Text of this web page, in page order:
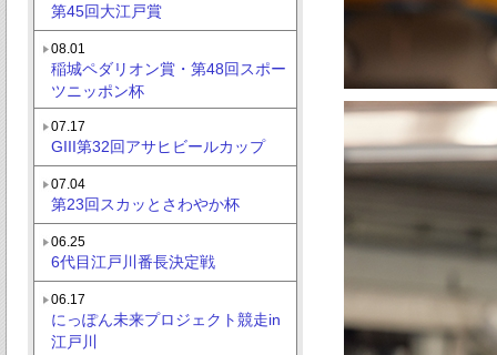
第45回大江戸賞
08.01
稲城ペダリオン賞・第48回スポー
ツニッポン杯
07.17
GIII第32回アサヒビールカップ
07.04
第23回スカッとさわやか杯
06.25
6代目江戸川番長決定戦
06.17
にっぽん未来プロジェクト競走in
江戸川